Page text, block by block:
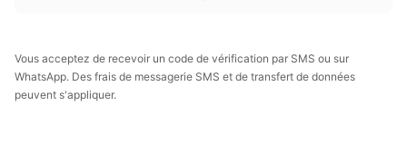
Vous acceptez de recevoir un code de vérification par SMS ou sur
WhatsApp. Des frais de messagerie SMS et de transfert de données
peuvent s'appliquer.